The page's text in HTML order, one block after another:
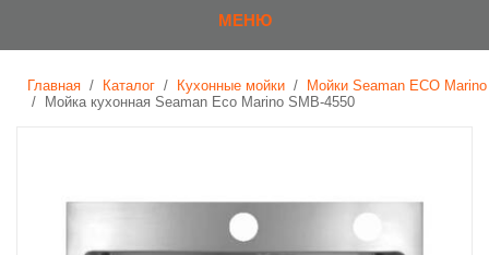
МЕНЮ
Главная / Каталог / Кухонные мойки / Мойки Seaman ECO Marino
/ Мойка кухонная Seaman Eco Marino SMB-4550